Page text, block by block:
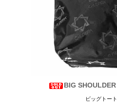
BIG
ビッグトー